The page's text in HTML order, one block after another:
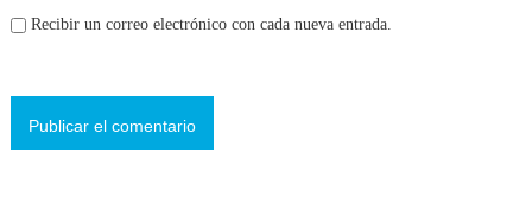
Recibir un correo electrónico con cada nueva entrada.